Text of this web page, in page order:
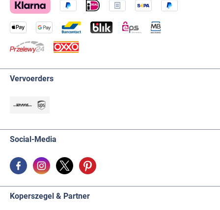
Vervoerders
Social-Media
Koperszegel & Partner